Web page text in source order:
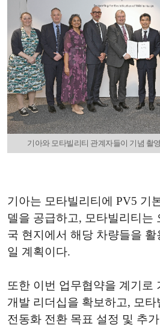
기아와 모타빌리티 관계자들이 기념 촬
기아는 모타빌리티에 PV5 기
델을 공급하고, 모타빌리티는
국 현지에서 해당 차량들을
일 계획이다.
또한 이번 업무협약을 계기로
개발 리더십을 확보하고, 모타
전동화 전환 목표 설정 및 추